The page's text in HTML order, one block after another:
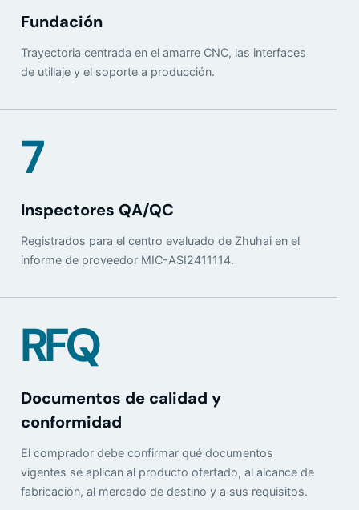
Fundación
Trayectoria centrada en el amarre CNC, las interfaces
de utillaje y el soporte a producción.
7
Inspectores QA/QC
Registrados para el centro evaluado de Zhuhai en el
informe de proveedor MIC-ASI2411114.
RFQ
Documentos de calidad y
conformidad
El comprador debe confirmar qué documentos
vigentes se aplican al producto ofertado, al alcance de
fabricación, al mercado de destino y a sus requisitos.